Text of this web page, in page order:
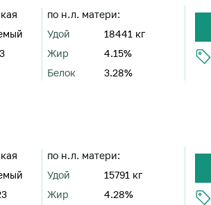
по н.л. матери:
Удой
18441 кг
Жир
4.15%
Белок
3.28%
по н.л. матери:
Удой
15791 кг
Жир
4.28%